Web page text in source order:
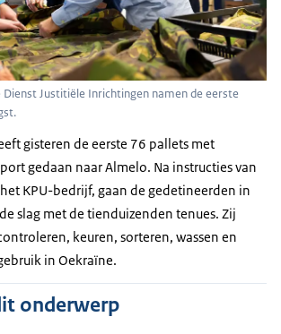
Justitiële Inrichtingen namen de eerste
gisteren de eerste 76 pallets met
gedaan naar Almelo. Na instructies van
KPU-bedrijf, gaan de gedetineerden in
slag met de tienduizenden tenues. Zij
keuren, sorteren, wassen en
in Oekraïne.
onderwerp